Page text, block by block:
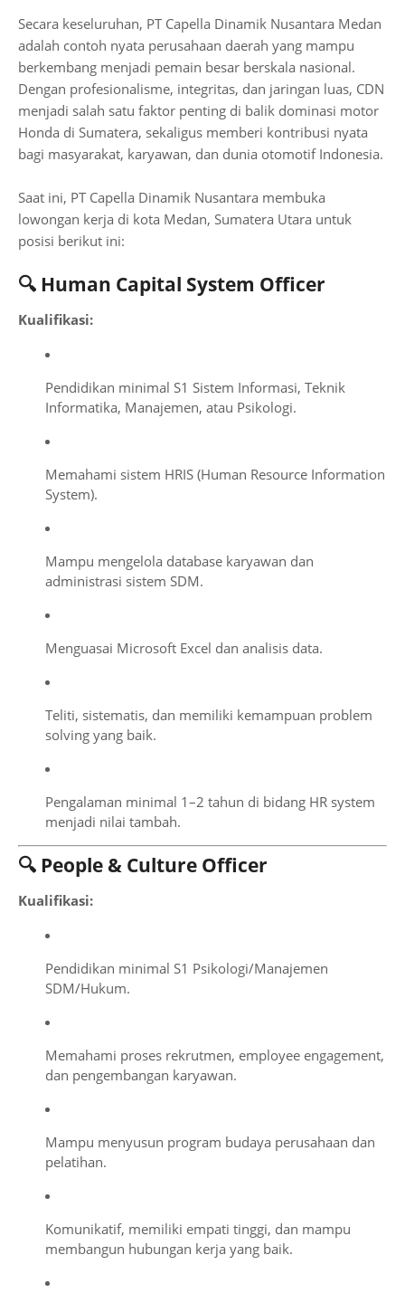
Secara keseluruhan, PT Capella Dinamik Nusantara Medan
adalah contoh nyata perusahaan daerah yang mampu
berkembang menjadi pemain besar berskala nasional.
Dengan profesionalisme, integritas, dan jaringan luas, CDN
menjadi salah satu faktor penting di balik dominasi motor
Honda di Sumatera, sekaligus memberi kontribusi nyata
bagi masyarakat, karyawan, dan dunia otomotif Indonesia.
Saat ini, PT Capella Dinamik Nusantara membuka
lowongan kerja di kota Medan, Sumatera Utara untuk
posisi berikut ini:
🔍 Human Capital System Officer
Kualifikasi:
Pendidikan minimal S1 Sistem Informasi, Teknik
Informatika, Manajemen, atau Psikologi.
Memahami sistem HRIS (Human Resource Information
System).
Mampu mengelola database karyawan dan
administrasi sistem SDM.
Menguasai Microsoft Excel dan analisis data.
Teliti, sistematis, dan memiliki kemampuan problem
solving yang baik.
Pengalaman minimal 1–2 tahun di bidang HR system
menjadi nilai tambah.
🔍 People & Culture Officer
Kualifikasi:
Pendidikan minimal S1 Psikologi/Manajemen
SDM/Hukum.
Memahami proses rekrutmen, employee engagement,
dan pengembangan karyawan.
Mampu menyusun program budaya perusahaan dan
pelatihan.
Komunikatif, memiliki empati tinggi, dan mampu
membangun hubungan kerja yang baik.